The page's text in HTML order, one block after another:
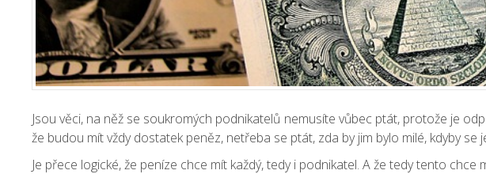
Jsou věci, na něž se soukromých podnikatelů nemusíte vůbec ptát, protože je
že budou mít vždy dostatek peněz, netřeba se ptát, zda by jim bylo milé, kdyby
Je přece logické, že peníze chce mít každý, tedy i podnikatel. A že tedy tento